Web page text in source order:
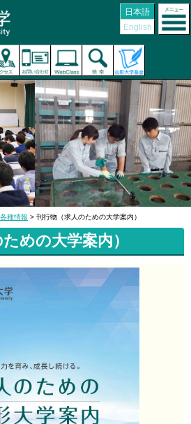
日本語
English
各種情報 > 刊行物（求人のための大学案内）
めの大学案内）